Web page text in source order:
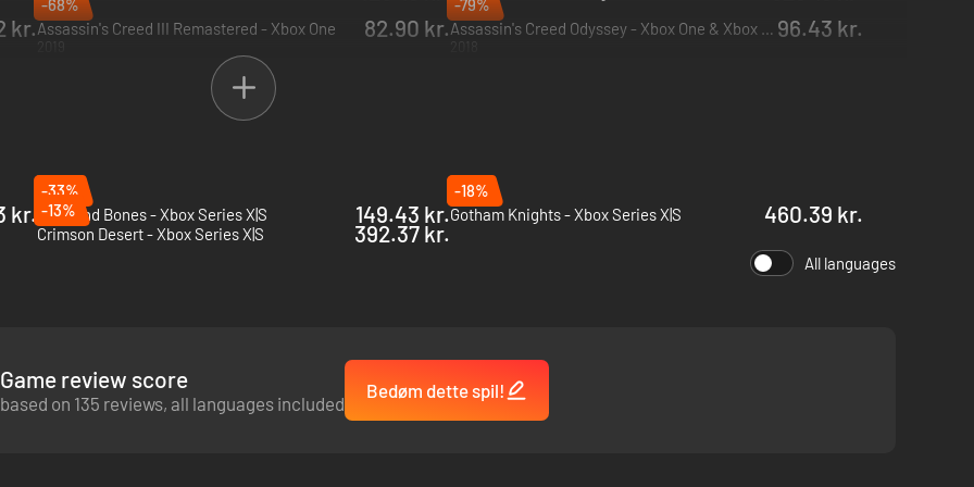
2025 2023
kr.
-68%
Assassin's Creed III Remastered - Xbox One
82.90 kr.
-79%
Assassin's Creed Odyssey - Xbox One & Xbox Series X|S 96.43 kr.
kr.
-33%
Skull and Bones - Xbox Series X|S
149.43 kr.
-18%
Gotham Knights - Xbox Series X|S
460.39 kr.
-13%
Crimson Desert - Xbox Series X|S
392.37 kr.
All languages
Game review score
based on 135 reviews, all languages included
Bedøm dette spil!